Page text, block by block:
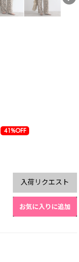
41%OFF
入荷リクエスト
お気に入りに追加